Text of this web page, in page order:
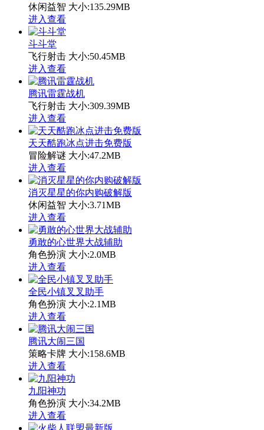
休闲益智 大小:135.29MB
进入查看
斗斗堂
飞行射击 大小:50.45MB
进入查看
腾讯雷霆战机
飞行射击 大小:309.39MB
进入查看
天天酷跑冰点进击免费版
冒险解谜 大小:47.2MB
进入查看
消灭星星的你内购破解版
休闲益智 大小:3.71MB
进入查看
勇敢的心世界大战辅助
角色扮演 大小:2.0MB
进入查看
全民小镇叉叉助手
角色扮演 大小:2.1MB
进入查看
腾讯大闹三国
策略卡牌 大小:158.6MB
进入查看
九阳神功
角色扮演 大小:34.2MB
进入查看